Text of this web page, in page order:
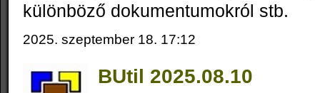
különböző dokumentumokról stb.
2025. szeptember 18. 17:12
BUtil 2025.08.10